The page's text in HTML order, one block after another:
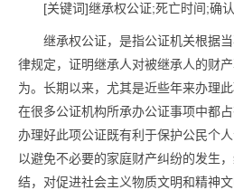
[关键词]继承权公证;死亡时间;确认
继承权公证，是指公证机关根据
律规定，证明继承人对被继承人的财
为。长期以来，尤其是近些年来办理
在很多公证机构所承办公证事项中都
办理好此项公证既有利于保护公民个
以避免不必要的家庭财产纠纷的发生
结，对促进社会主义物质文明和精神